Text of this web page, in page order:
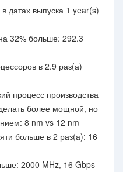
датах выпуска 1 year(s)
32% больше: 292.3
в 2.9 раз(а)
процесс производства
более мощной, но
8 nm vs 12 nm
больше в 2 раз(а): 16
2000 MHz, 16 Gbps